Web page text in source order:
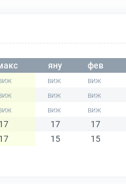
яну фев
17 17
15 15